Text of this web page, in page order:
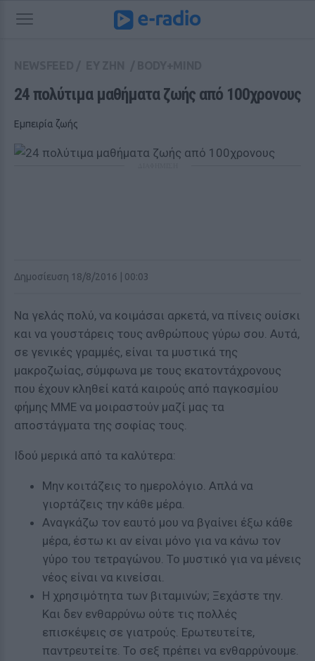
24 πολύτιμα μαθήματα ζωής από 100χρονους
Εμπειρία ζωής
Δημοσίευση 18/8/2016 | 00:03
Να γελάς πολύ, να κοιμάσαι αρκετά, να πίνεις ουίσκι
και να γουστάρεις τους ανθρώπους γύρω σου. Αυτά,
σε γενικές γραμμές, είναι τα μυστικά της
μακροζωίας, σύμφωνα με τους εκατοντάχρονους
που έχουν κληθεί κατά καιρούς από παγκοσμίου
φήμης ΜΜΕ να μοιραστούν μαζί μας τα
αποστάγματα της σοφίας τους.
Ιδού μερικά από τα καλύτερα:
Μην κοιτάζεις το ημερολόγιο. Απλά να
γιορτάζεις την κάθε μέρα.
Αναγκάζω τον εαυτό μου να βγαίνει έξω κάθε
μέρα, έστω κι αν είναι μόνο για να κάνω τον
γύρο του τετραγώνου. Το μυστικό για να μένεις
νέος είναι να κινείσαι.
Η χρησιμότητα των βιταμινών; Ξεχάστε την.
Και δεν ενθαρρύνω ούτε τις πολλές
επισκέψεις σε γιατρούς. Ερωτευτείτε,
παντρευτείτε. Το σεξ πρέπει να ενθαρρύνουμε.